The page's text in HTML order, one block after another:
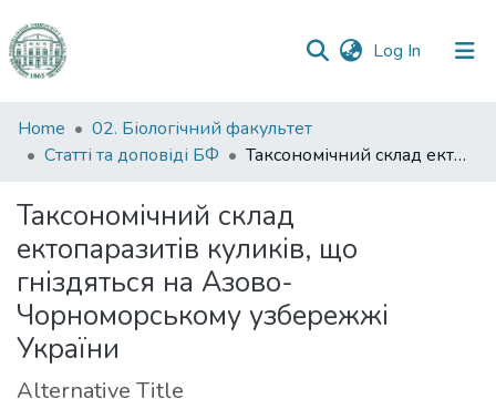
Log In (current)
Communities
&
All of DSpace
Statistics
Home
02. Біологічний факультет
Статті та доповіді БФ
Таксономічний склад ектопаразитів куликів, що гніздяться на Азово-Чорноморському узбережжі України
Таксономічний склад
ектопаразитів куликів, що
гніздяться на Азово-
Чорноморському узбережжі
України
Alternative Title